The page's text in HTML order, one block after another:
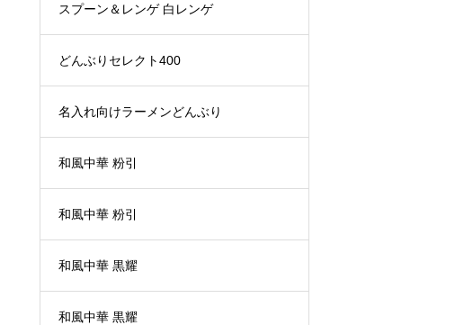
スプーン＆レンゲ 白レンゲ
どんぶりセレクト400
名入れ向けラーメンどんぶり
和風中華 粉引
和風中華 粉引
和風中華 黒耀
和風中華 黒耀